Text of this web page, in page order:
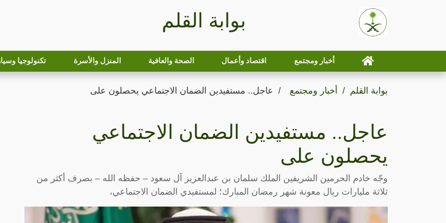
بوابة القلم
أخبار ومجتمع اقتصاد وأعمال الصحة والعافية المنزل والأسرة تكنولوجيا
بوابة القلم أخبار ومجتمع عاجل.. مستفيدين الضمان الاجتماعي يحصلون على
عاجل.. مستفيدين الضمان الاجتماعي
يحصلون على
وجّه خادم الحرمين الشريفين الملك سلمان بن عبدالعزيز آل سعود – حفظه الله – بصرف أكثر من
ثلاثة مليارات ريال معونة شهر رمضان المبارك؛ لمستفيدي الضمان الاجتماعي،